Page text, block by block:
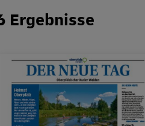
Ergebnisse